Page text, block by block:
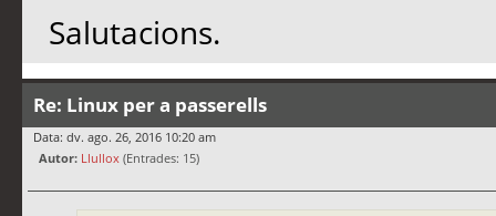
Salutacions.
Re: Linux per a passerells
Data: dv. ago. 26, 2016 10:20 am
Autor: Llullox (Entrades: 15)